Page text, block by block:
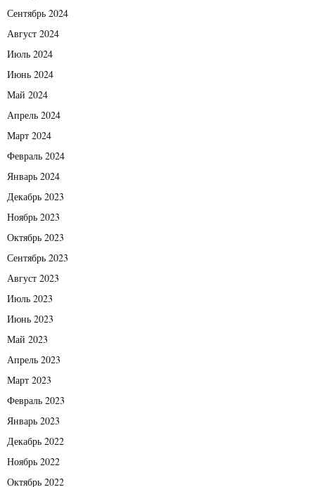
Сентябрь 2024
Август 2024
Июль 2024
Июнь 2024
Май 2024
Апрель 2024
Март 2024
Февраль 2024
Январь 2024
Декабрь 2023
Ноябрь 2023
Октябрь 2023
Сентябрь 2023
Август 2023
Июль 2023
Июнь 2023
Май 2023
Апрель 2023
Март 2023
Февраль 2023
Январь 2023
Декабрь 2022
Ноябрь 2022
Октябрь 2022